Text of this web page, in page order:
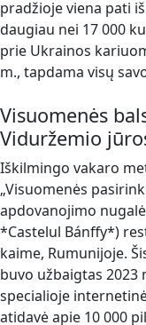
pradžioje viena pati
daugiau nei 17 000
prie Ukrainos
m., tapdama visų
Visuomenės
Viduržemio
Iškilmingo vakaro
„Visuomenės
apdovanojimo
*Castelul Bánffy*)
kaime, Rumunijoje.
buvo užbaigtas 2023
specialioje
atidavė apie 10 000